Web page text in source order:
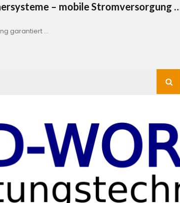
– mobile Stromversorgung
garantiert …